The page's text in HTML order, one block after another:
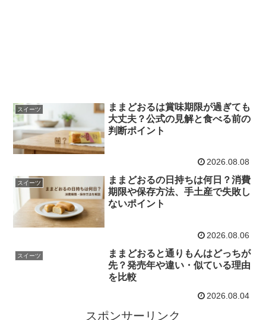
スイーツ
ままどおるは賞味期限が過ぎても
大丈夫？公式の見解と食べる前の
判断ポイント
2026.08.08
スイーツ
ままどおるの日持ちは何日？消費
期限や保存方法、手土産で失敗し
ないポイント
2026.08.06
スイーツ
ままどおると通りもんはどっちが
先？発売年や違い・似ている理由
を比較
2026.08.04
スポンサーリンク